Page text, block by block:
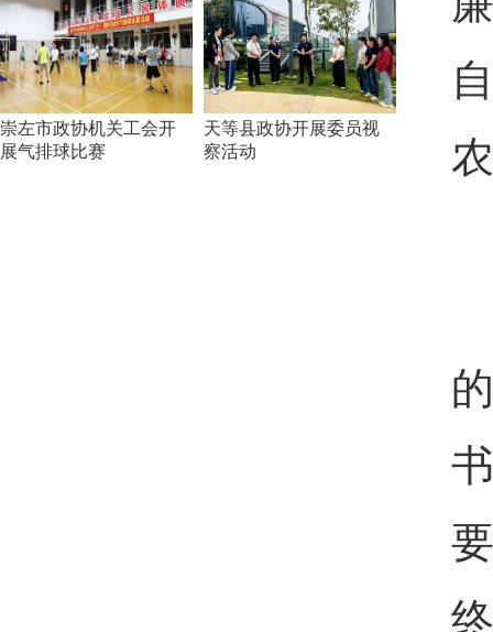
崇左市政协机关工会开
展气排球比赛
天等县政协开展委员视
察活动